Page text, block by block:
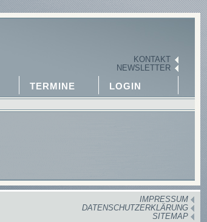
KONTAKT
NEWSLETTER
TERMINE LOGIN
IMPRESSUM
DATENSCHUTZERKLÄRUNG
SITEMAP